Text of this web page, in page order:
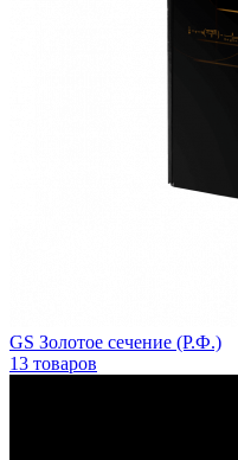
GS Золотое сечение (Р.Ф.)
13 товаров